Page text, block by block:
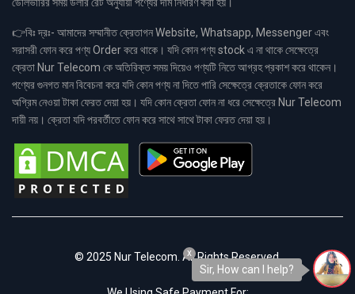
ডেলিভারির সময় ডলার রেট অনুযায়ী পণ্যের দাম নির্ধারণ করা হয়।
👉বিঃ দ্রঃ- আমাদের সম্মানীত ক্রেতাগন Website, Whatsapp, Messenger এবং
সরাসরী ফোন করে পণ্য Order করে থাকে। যদি কোন পণ্য stock এ না থাকে সেক্ষেত্রে
ক্রেতা Nur Telecom কে অতিরিক্ত সময় দিয়েও পণ্যটি নিতে আগ্রহ প্রকাশ করে থাকেন।
পণ্যের গুনগত মান বিবেচনা করে যদি কোন পণ্য না দিতে পারি সেক্ষেত্রে ক্রেতাকে ফোন করে
অগ্রিম নেওয়া টাকা ফেরত দেয়া হয়। যদি কোন ক্রেতা ফোন না ধরে সেক্ষেত্রে Nur Telecom
দায়ী নয়। ক্রেতা যদি পরবর্তীতে ফোন করে সাথে সাথে টাকা ফেরত দেয়া হয়।
© 2025 Nur Telecom. All Rights Reserved.
Sir, How can I help?
x